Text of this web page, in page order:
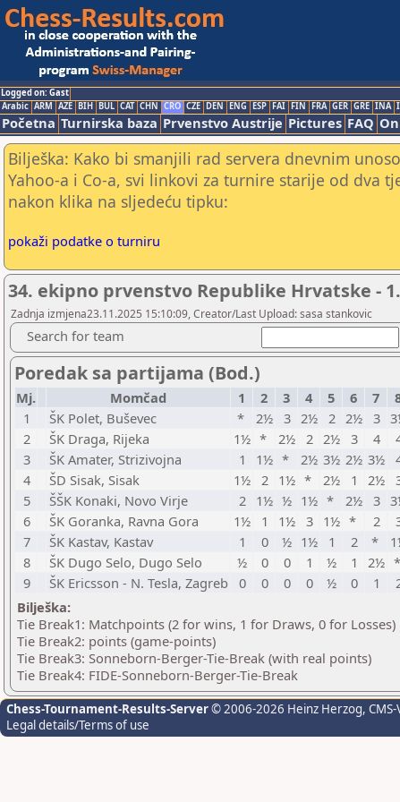
Logged on: Gast
Arabic ARM AZE BIH BUL CAT CHN CRO CZE DEN ENG ESP FAI FIN FRA GER GRE INA
Početna Turnirska baza Prvenstvo Austrije Pictures FAQ
Bilješka: Kako bi smanjili rad servera dnevnim
Yahoo-a i Co-a, svi linkovi za turnire starije od dva
nakon klika na sljedeću tipku:
pokaži podatke o turniru
34. ekipno prvenstvo Republike Hrvatske -
Zadnja izmjena23.11.2025 15:10:09, Creator/Last Upload: sasa stankovic
Search for team
Poredak sa partijama (Bod.)
Mj. Momčad 1 2 3 4 5 6 7
1
ŠK Polet, Buševec * 2½ 3 2½ 2 2½ 3
2
ŠK Draga, Rijeka 1½ * 2½ 2 2½ 3 4
3
ŠK Amater, Strizivojna 1 1½ * 2½ 3½ 2½ 3½
4
ŠD Sisak, Sisak 1½ 2 1½ * 2½ 1 2½
5
ŠŠK Konaki, Novo Virje 2 1½ ½ 1½ * 2½ 3
6
ŠK Goranka, Ravna Gora 1½ 1 1½ 3 1½ * 2
7
ŠK Kastav, Kastav 1 0 ½ 1½ 1 2 *
8
ŠK Dugo Selo, Dugo Selo ½ 0 0 1 ½ 1 2½ *
9
ŠK Ericsson - N. Tesla, Zagreb 0 0 0 0 ½ 0 1
Bilješka:
Tie Break1: Matchpoints (2 for wins, 1 for Draws, 0 for Losses)
Tie Break2: points (game-points)
Tie Break3: Sonneborn-Berger-Tie-Break (with real points)
Tie Break4: FIDE-Sonneborn-Berger-Tie-Break
Chess-Tournament-Results-Server© 2006-2026 Heinz Herzog,
Legal details/Terms of use